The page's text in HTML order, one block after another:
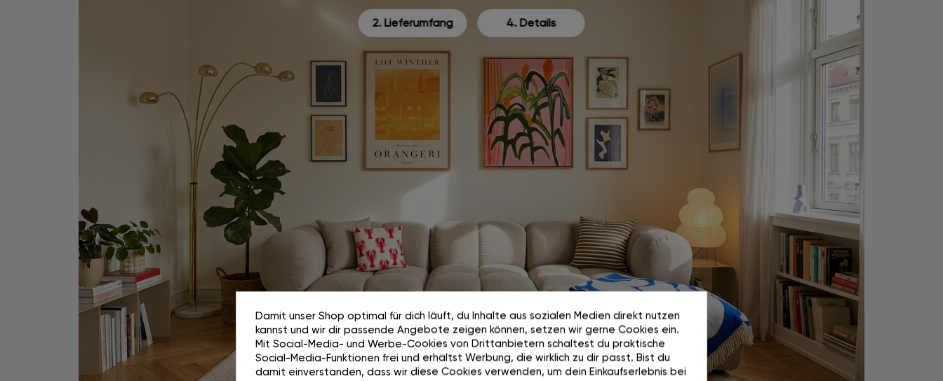
2. Lieferumfang 4. Details
Wie auf Wolken.
Damit unser Shop optimal für dich läuft, du Inhalte aus sozialen Medien direkt nutzen
kannst und wir dir passende Angebote zeigen können, setzen wir gerne Cookies ein.
Mit Social-Media- und Werbe-Cookies von Drittanbietern schaltest du praktische
Social-Media-Funktionen frei und erhältst Werbung, die wirklich zu dir passt. Bist du
damit einverstanden, dass wir diese Cookies verwenden, um dein Einkaufserlebnis bei